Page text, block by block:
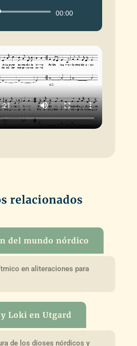
Reproductor00:00
relacionados
del mundo nórdico
en aliteraciones para
y Loki en Utgard
de los dioses nórdicos y